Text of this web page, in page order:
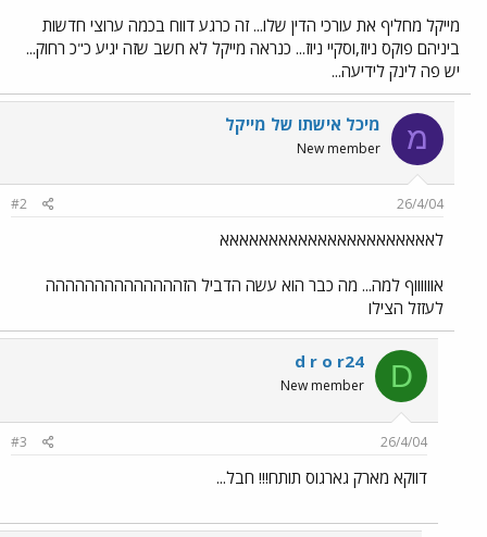
מייקל מחליף את עורכי הדין שלו... זה כרגע דווח בכמה ערוצי חדשות
ביניהם פוקס ניוז,וסקיי ניוז... כנראה מייקל לא חשב שזה יגיע כ"כ רחוק...
יש פה לינק לידיעה...
מ מיכל אישתו של מייקל
New member
26/4/04
#2
לאאאאאאאאאאאאאאאאאאאאאא
אווווווף למה... מה כבר הוא עשה הדביל הזהההההההההההההה
לעזזל הצילו
D
d r o r24
New member
26/4/04
#3
דווקא מארק גארגוס תותח!!! חבל...